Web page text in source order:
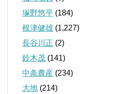
塚野悠平 (184)
根津健雄 (1,227)
長谷川正 (2)
鈴木茂 (141)
中条農産 (234)
大地 (214)